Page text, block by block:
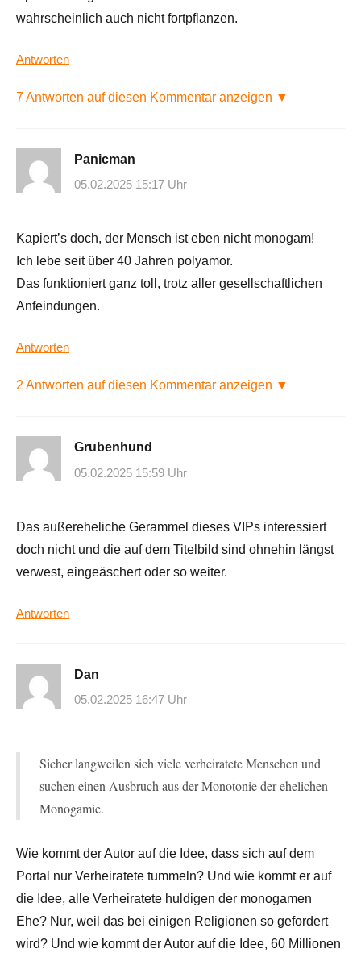
wahrscheinlich auch nicht fortpflanzen.
Antworten
7 Antworten auf diesen Kommentar anzeigen ▼
Panicman
05.02.2025 15:17 Uhr
Kapiert’s doch, der Mensch ist eben nicht monogam!
Ich lebe seit über 40 Jahren polyamor.
Das funktioniert ganz toll, trotz aller gesellschaftlichen
Anfeindungen.
Antworten
2 Antworten auf diesen Kommentar anzeigen ▼
Grubenhund
05.02.2025 15:59 Uhr
Das außereheliche Gerammel dieses VIPs interessiert
doch nicht und die auf dem Titelbild sind ohnehin längst
verwest, eingeäschert oder so weiter.
Antworten
Dan
05.02.2025 16:47 Uhr
Sicher langweilen sich viele verheiratete Menschen und
suchen einen Ausbruch aus der Monotonie der ehelichen
Monogamie.
Wie kommt der Autor auf die Idee, dass sich auf dem
Portal nur Verheiratete tummeln? Und wie kommt er auf
die Idee, alle Verheiratete huldigen der monogamen
Ehe? Nur, weil das bei einigen Religionen so gefordert
wird? Und wie kommt der Autor auf die Idee, 60 Millionen